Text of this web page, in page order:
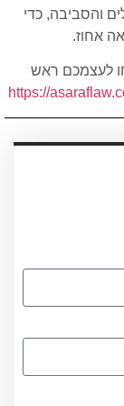
והסביבה, כדי
אחוז.
לעצמכם ראש
https://